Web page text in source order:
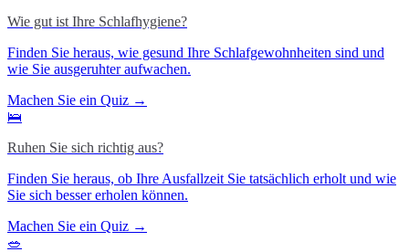
Wie gut ist Ihre Schlafhygiene?
Finden Sie heraus, wie gesund Ihre Schlafgewohnheiten sind und
wie Sie ausgeruhter aufwachen.
Machen Sie ein Quiz →
🛌
Ruhen Sie sich richtig aus?
Finden Sie heraus, ob Ihre Ausfallzeit Sie tatsächlich erholt und wie
Sie sich besser erholen können.
Machen Sie ein Quiz →
🥗